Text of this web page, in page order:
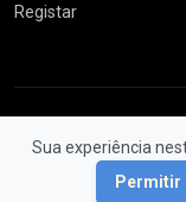
Sua experiência
Permitir
Registar
© 2026 Feira